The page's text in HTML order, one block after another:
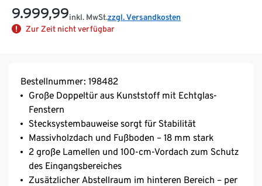
9.999,99inkl. MwSt.zzgl. Versandkosten
Zur Zeit nicht verfügbar
Bestellnummer: 198482
Große Doppeltür aus Kunststoff mit Echtglas-
Fenstern
Stecksystembauweise sorgt für Stabilität
Massivholzdach und Fußboden – 18 mm stark
2 große Lamellen und 100-cm-Vordach zum Schutz
des Eingangsbereiches
Zusätzlicher Abstellraum im hinteren Bereich – per